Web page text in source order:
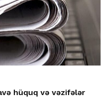
hüquq və vəzifələr